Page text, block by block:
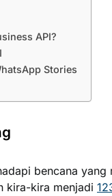
API?
Stories
bencana yang
kira-kira menjadi